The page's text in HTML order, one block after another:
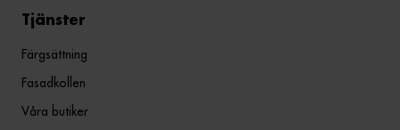
Tjänster
Färgsättning
Fasadkollen
Våra butiker